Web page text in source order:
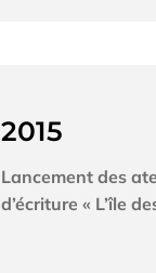
2015
Lancement des
d’écriture « L’île